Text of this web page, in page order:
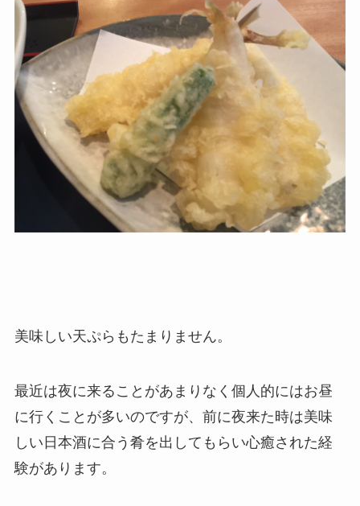
美味しい天ぷらもたまりません。
最近は夜に来ることがあまりなく個人的にはお昼
に行くことが多いのですが、前に夜来た時は美味
しい日本酒に合う肴を出してもらい心癒された経
験があります。